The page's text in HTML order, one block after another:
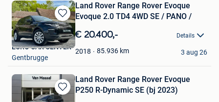
Bewaren
in
Mijn
Favorieten
Land Rover Range Rover Evoque
Evoque 2.0 TD4 4WD SE / PANO /
€ 20.400,- Details
2018 85.936 km
EURO CAR CENTER
Gentbrugge
3 aug 26
Bewaren
Land Rover Range Rover Evoque
P250 R-Dynamic SE (bj 2023)